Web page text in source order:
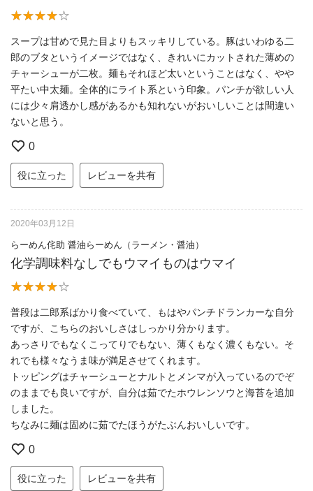
スープは甘めで見た目よりもスッキリしている。豚はいわゆる二
郎のブタというイメージではなく、きれいにカットされた薄めの
チャーシューが二枚。麺もそれほど太いということはなく、やや
平たい中太麺。全体的にライト系という印象。パンチが欲しい人
には少々肩透かし感があるかも知れないがおいしいことは間違い
ないと思う。
0
役に立った レビューを共有
2020年03月12日
らーめん侘助 醤油らーめん（ラーメン・醤油）
化学調味料なしでもウマイものはウマイ
普段は二郎系ばかり食べていて、もはやパンチドランカーな自分
ですが、こちらのおいしさはしっかり分かります。
あっさりでもなくこってりでもない、薄くもなく濃くもない。そ
れでも様々なうま味が満足させてくれます。
トッピングはチャーシューとナルトとメンマが入っているのでぞ
のままでも良いですが、自分は茹でたホウレンソウと海苔を追加
しました。
ちなみに麺は固めに茹でたほうがたぶんおいしいです。
0
役に立った レビューを共有